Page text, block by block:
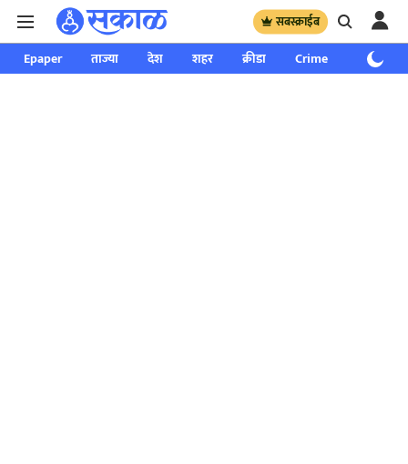
सबस्क्राईब
Epaper ताज्या देश शहर क्रीडा Crime साप्ताहिक